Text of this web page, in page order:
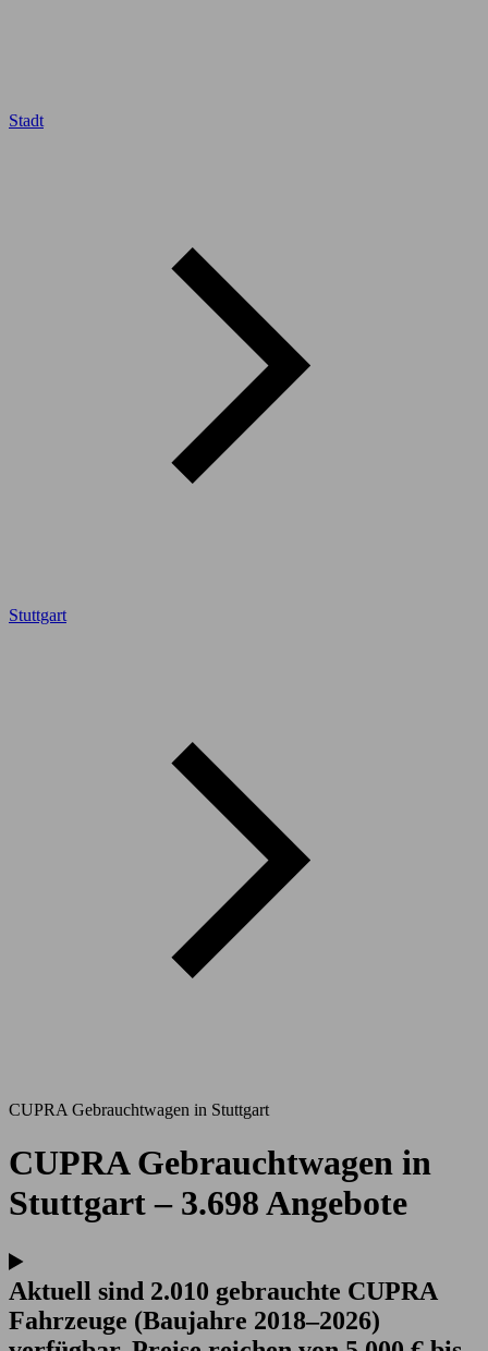
Stadt
Stuttgart
CUPRA Gebrauchtwagen in Stuttgart
CUPRA Gebrauchtwagen in
Stuttgart – 3.698 Angebote
Aktuell sind 2.010 gebrauchte CUPRA
Fahrzeuge (Baujahre 2018–2026)